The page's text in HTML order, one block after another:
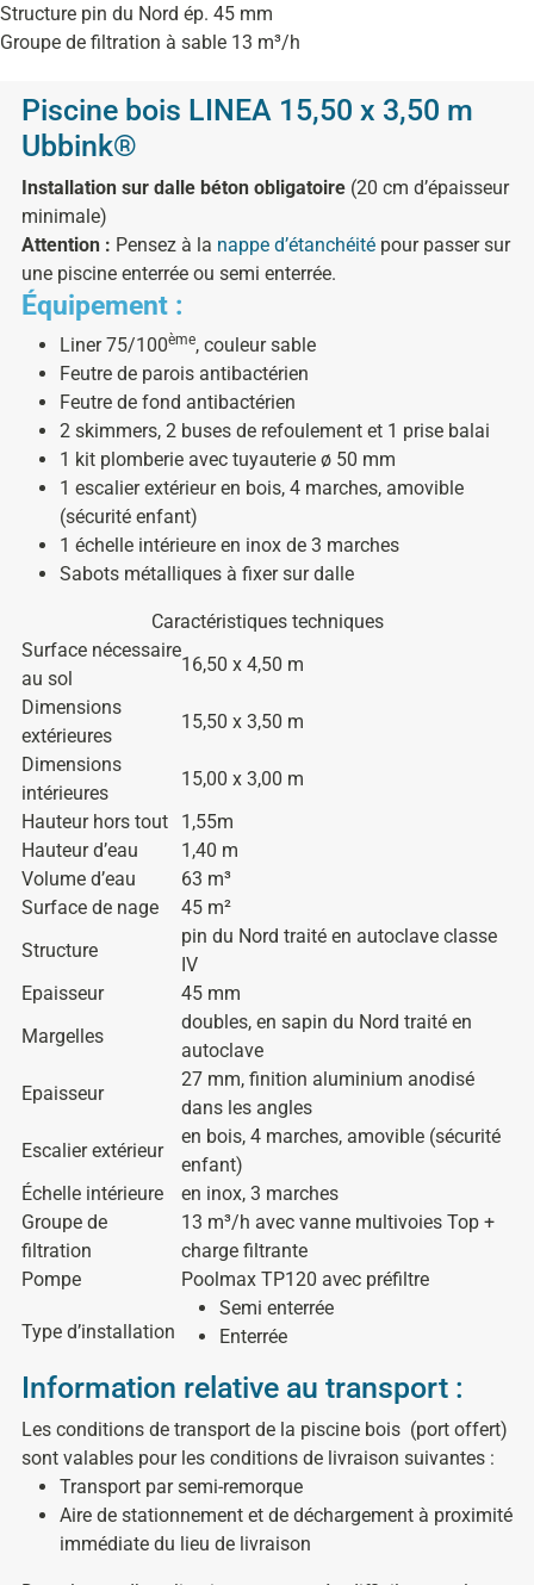
Structure pin du Nord ép. 45 mm
Groupe de filtration à sable 13 m³/h
Piscine bois LINEA 15,50 x 3,50 m
Ubbink®
Installation sur dalle béton obligatoire (20 cm d’épaisseur
minimale)
Attention : Pensez à la nappe d’étanchéité pour passer sur
une piscine enterrée ou semi enterrée.
Équipement :
Liner 75/100ème, couleur sable
Feutre de parois antibactérien
Feutre de fond antibactérien
2 skimmers, 2 buses de refoulement et 1 prise balai
1 kit plomberie avec tuyauterie ø 50 mm
1 escalier extérieur en bois, 4 marches, amovible
(sécurité enfant)
1 échelle intérieure en inox de 3 marches
Sabots métalliques à fixer sur dalle
Caractéristiques techniques
Surface nécessaire
au sol
16,50 x 4,50 m
Dimensions
extérieures
15,50 x 3,50 m
Dimensions
intérieures
15,00 x 3,00 m
Hauteur hors tout
1,55m
Hauteur d’eau
1,40 m
Volume d’eau
63 m³
Surface de nage
45 m²
Structure
pin du Nord traité en autoclave classe
IV
Epaisseur
45 mm
Margelles
doubles, en sapin du Nord traité en
autoclave
Epaisseur
27 mm, finition aluminium anodisé
dans les angles
Escalier extérieur
en bois, 4 marches, amovible (sécurité
enfant)
Échelle intérieure
en inox, 3 marches
Groupe de
filtration
13 m³/h avec vanne multivoies Top +
charge filtrante
Pompe
Poolmax TP120 avec préfiltre
Type d’installation
Semi enterrée
Enterrée
Information relative au transport :
Les conditions de transport de la piscine bois (port offert)
sont valables pour les conditions de livraison suivantes :
Transport par semi-remorque
Aire de stationnement et de déchargement à proximité
immédiate du lieu de livraison